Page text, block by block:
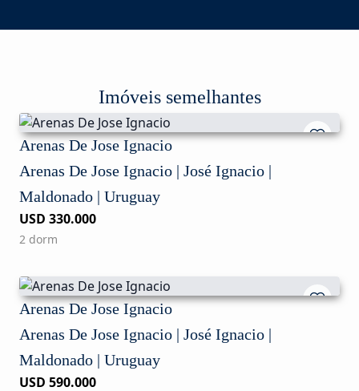
Imóveis semelhantes
Arenas De Jose Ignacio
Arenas De Jose Ignacio | José Ignacio |
Maldonado | Uruguay
USD 330.000
2 dorm
Arenas De Jose Ignacio
Arenas De Jose Ignacio | José Ignacio |
Maldonado | Uruguay
USD 590.000